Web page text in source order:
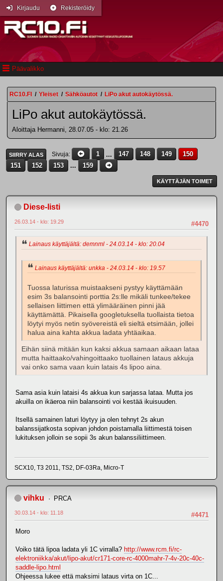
Päävalikko
Kirjaudu Rekisteröidy
RC10.FI / Yleiset / Sähköautot / LiPo akut autokäytössä.
LiPo akut autokäytössä.
Aloittaja Hermanni, 28.07.05 - klo: 21.26
SIIRRY ALAS Sivuja 1 ... 147 148 149
150
151
152 153 ... 159
KÄYTTÄJÄN TOIMET
Diese-listi
#4470
26.03.14 - klo: 19.29
Lainaus käyttäjältä: demnml - 24.03.14 - klo: 20.04
Lainaus käyttäjältä: unkka - 24.03.14 - klo: 19.57
Tuossa laturissa muistaakseni pystyy käyttämään
esim 3s balansointi porttia 2s:lle mikäli tunkee/tekee
sellaisen liittimen että ylimääräinen pinni jää
käyttämättä. Pikaisella googletuksella tuollaista tietoa
löytyi myös netin syövereistä eli sieltä etsimään, jollei
halua aina kahta akkua ladata yhtäaikaa.
Eihän siinä mitään kun kaksi akkua samaan aikaan lataa
mutta haittaako/vahingoittaako tuollainen lataus akkuja
vai onko sama vaan kuin latais 4s lipoo aina.
Sama asia kuin lataisi 4s akkua kun sarjassa lataa. Mutta jos
akuilla on ikäeroa niin balansointi voi kestää ikuisuuden.
Itsellä samainen laturi löytyy ja olen tehnyt 2s akun
balanssijatkosta sopivan johdon poistamalla liittimestä toisen
lukituksen jolloin se sopii 3s akun balanssiliittimeen.
SCX10, T3 2011, TS2, DF-03Ra, Micro-T
vihku PRCA
#4471
30.03.14 - klo: 11.18
Moro
Voiko tätä lipoa ladata yli 1C virralla? http://www.rcm.fi/rc-
elektroniikka/akut/lipo-akut/cr171-core-rc-4000mahr-7-4v-20c-40c-
saddle-lipo.html
Ohjeessa lukee että maksimi lataus virta on 1C...